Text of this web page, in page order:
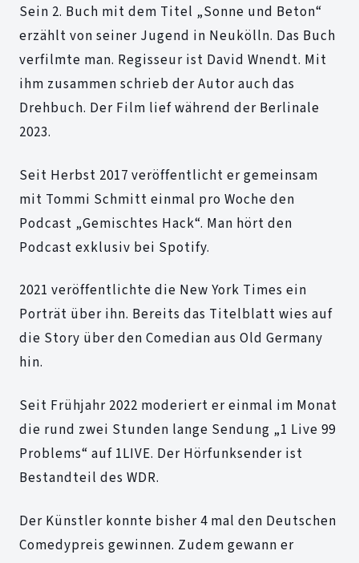
Sein 2. Buch mit dem Titel „Sonne und Beton“
erzählt von seiner Jugend in Neukölln. Das Buch
verfilmte man. Regisseur ist David Wnendt. Mit
ihm zusammen schrieb der Autor auch das
Drehbuch. Der Film lief während der Berlinale
2023.
Seit Herbst 2017 veröffentlicht er gemeinsam
mit Tommi Schmitt einmal pro Woche den
Podcast „Gemischtes Hack“. Man hört den
Podcast exklusiv bei Spotify.
2021 veröffentlichte die New York Times ein
Porträt über ihn. Bereits das Titelblatt wies auf
die Story über den Comedian aus Old Germany
hin.
Seit Frühjahr 2022 moderiert er einmal im Monat
die rund zwei Stunden lange Sendung „1 Live 99
Problems“ auf 1LIVE. Der Hörfunksender ist
Bestandteil des WDR.
Der Künstler konnte bisher 4 mal den Deutschen
Comedypreis gewinnen. Zudem gewann er